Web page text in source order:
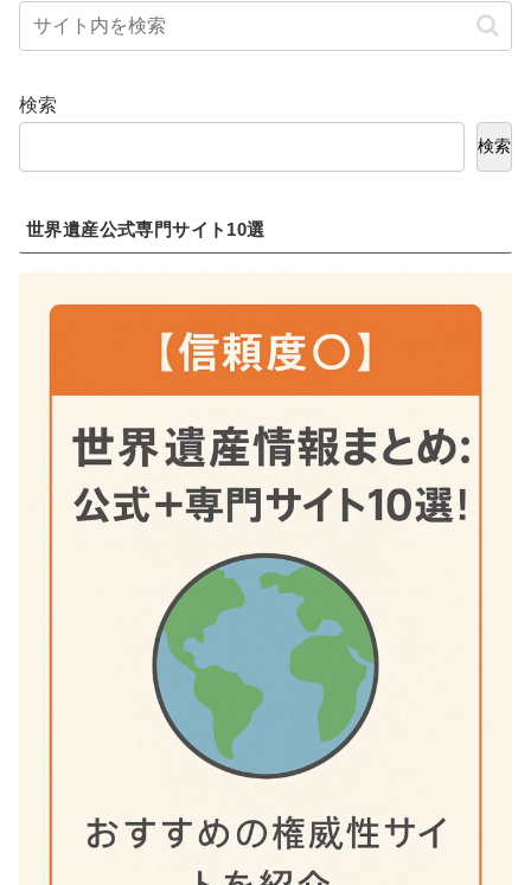
検索
検索
世界遺産公式専門サイト10選